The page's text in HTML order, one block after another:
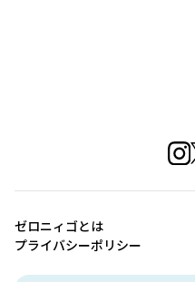
ゼロニィゴとは
プライバシーポリシー